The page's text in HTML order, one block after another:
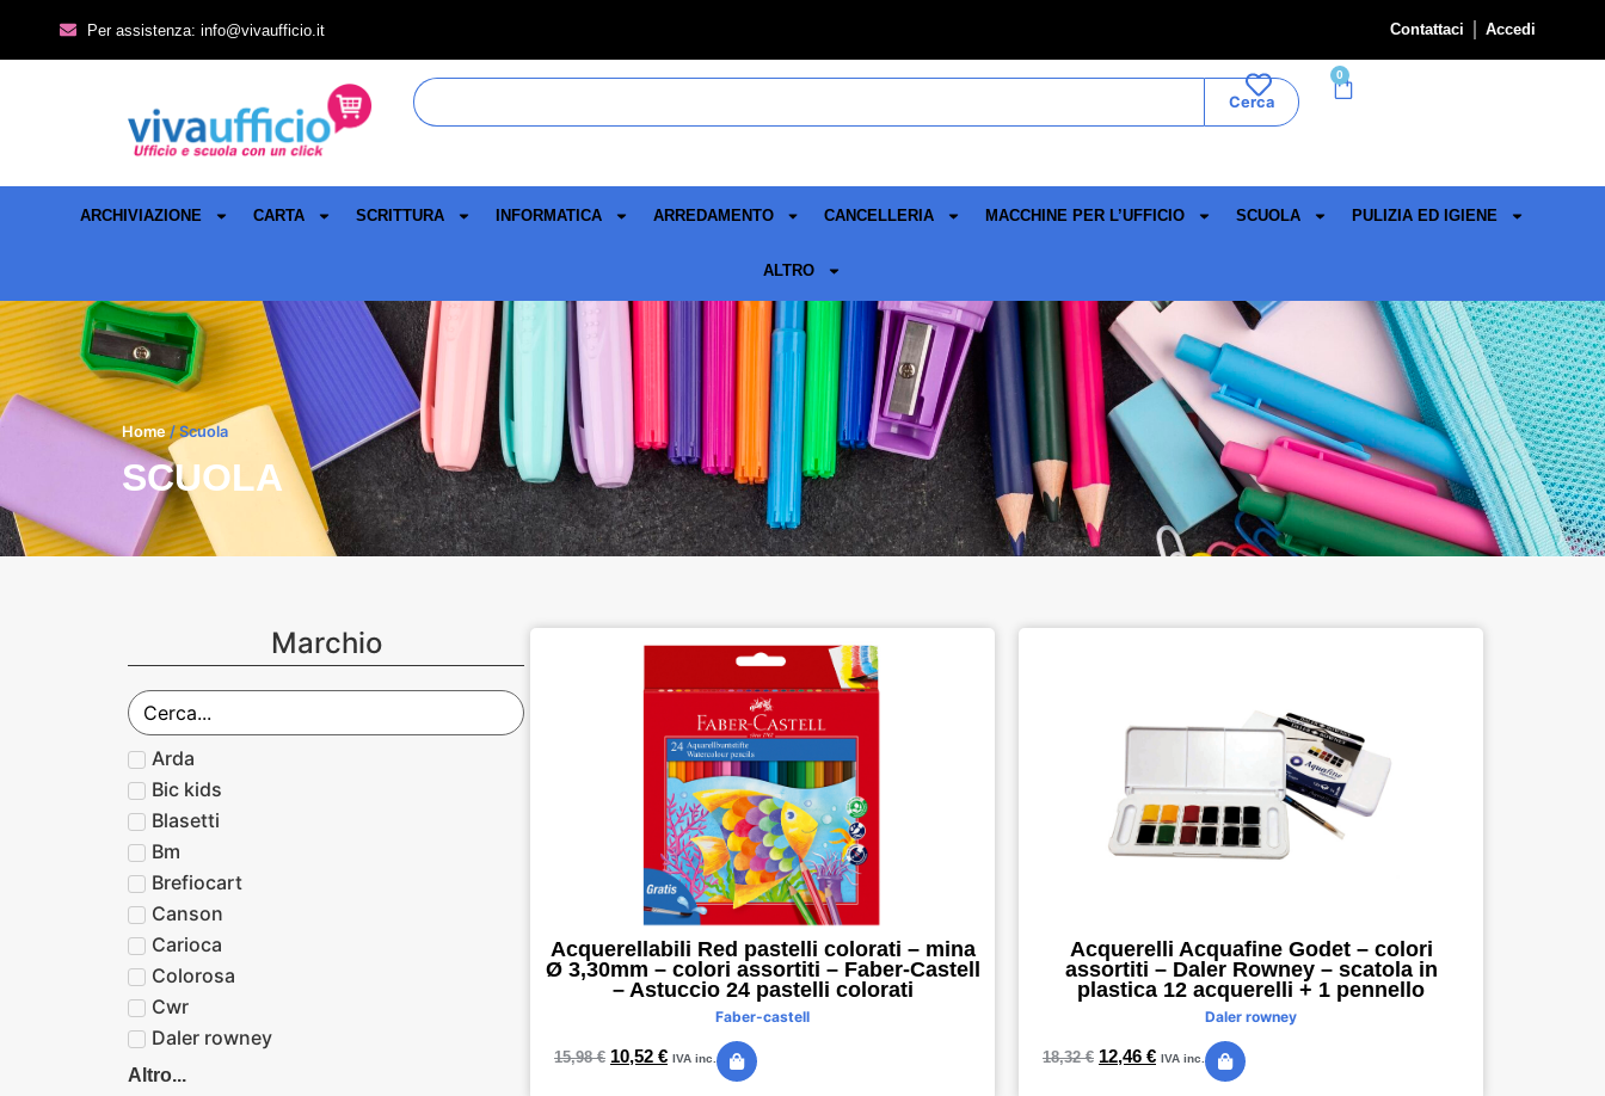
Per assistenza: info@vivaufficio.it Contattaci Accedi
Cerca
0
ARCHIVIAZIONE CARTA SCRITTURA INFORMATICA ARREDAMENTO CANCELLERIA MACCHINE PER L’UFFICIO SCUOLA PULIZIA ED IGIENE
ALTRO
Home/ Scuola
SCUOLA
Marchio
Arda
Bic kids
Blasetti
Bm
Brefiocart
Canson
Carioca
Colorosa
Cwr
Daler rowney
Altro...
Acquerellabili Red pastelli colorati – mina
Ø 3,30mm – colori assortiti – Faber-Castell
– Astuccio 24 pastelli colorati
Faber-castell
15,98€ 10,52 € IVA inc.
Acquerelli Acquafine Godet – colori
assortiti – Daler Rowney – scatola in
plastica 12 acquerelli + 1 pennello
Daler rowney
18,32€ 12,46 € IVA inc.